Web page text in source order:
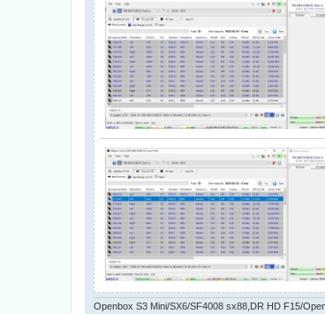
Openbox S3 Mini/SX6/SF4008 sx88,DR HD F15/